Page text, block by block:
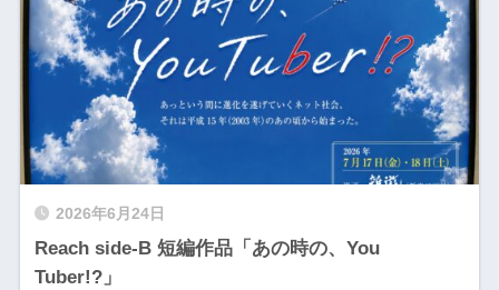
2026年6月24日
Reach side-B 短編作品「あの時の、You
Tuber!?」